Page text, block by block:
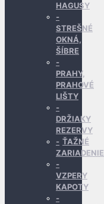
HAGUSY
STREŠNÉ
OKNÁ,
ŠÍBRE
PRAHY,
PRAHOVÉ
LIŠTY
DRŽIAKY
REZERVY
ŤAŽNÉ
ZARIADENIE
VZPERY
KAPOTY